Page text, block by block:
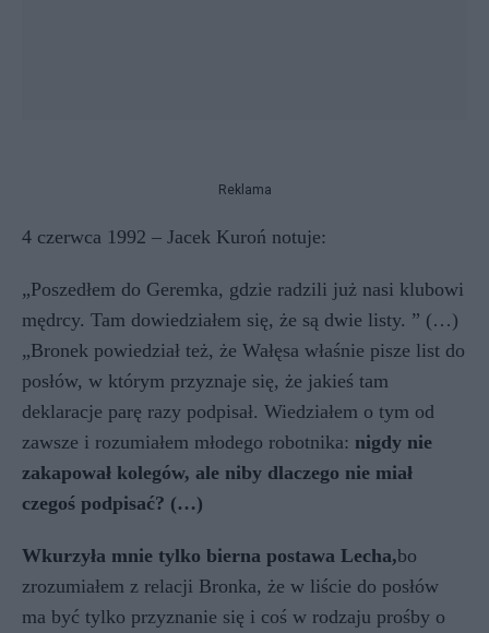
Reklama
4 czerwca 1992 – Jacek Kuroń notuje:
„Poszedłem do Geremka, gdzie radzili już nasi klubowi
mędrcy. Tam dowiedziałem się, że są dwie listy. ” (…)
„Bronek powiedział też, że Wałęsa właśnie pisze list do
posłów, w którym przyznaje się, że jakieś tam
deklaracje parę razy podpisał. Wiedziałem o tym od
zawsze i rozumiałem młodego robotnika: nigdy nie
zakapował kolegów, ale niby dlaczego nie miał
czegoś podpisać? (…)
Wkurzyła mnie tylko bierna postawa Lecha,bo
zrozumiałem z relacji Bronka, że w liście do posłów
ma być tylko przyznanie się i coś w rodzaju prośby o